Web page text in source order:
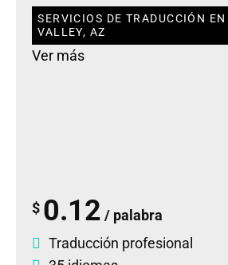
SERVICIOS DE TRADUCCIÓN EN
VALLEY, AZ
Ver más
$ 0.12 / palabra
Traducción profesional